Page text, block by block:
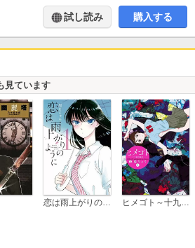
試し読み 購入する
見ています
ヒメゴト～十九歳の制服～